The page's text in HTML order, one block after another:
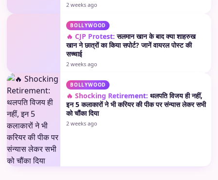
2 weeks ago
BOLLYWOOD
🔥 CJP Protest: सलमान खान के बाद क्या शाहरुख
खान ने छात्रों का किया सपोर्ट? जानें वायरल पोस्ट की
सच्चाई
2 weeks ago
BOLLYWOOD
🔥 Shocking Retirement: थलपति विजय ही नहीं,
इन 5 कलाकारों ने भी करियर की पीक पर संन्यास लेकर सभी
को चौंका दिया
2 weeks ago